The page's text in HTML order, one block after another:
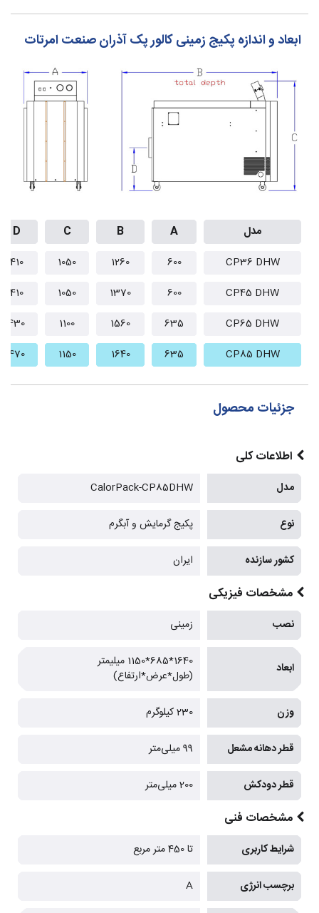
ابعاد و اندازه پکیج زمینی کالور پک آذران صنعت امرتات
مدل A
B
C
D
CP36 DHW
600
1260
1050
410
CP45 DHW
600
1370
1050
410
CP65 DHW
635
1560
1100
430
CP85 DHW
635
1640
1150
470
جزئیات محصول
اطلاعات کلی
مدل CalorPack-CP85DHW
نوع پکیج گرمایش و آبگرم
کشور سازنده ایران
مشخصات فیزیکی
نصب زمینی
ابعاد
1640*685*1150 میلیمتر
(طول*عرض*ارتفاع)
وزن 230 کیلوگرم
قطر دهانه مشعل 99 میلی‌متر
قطر دودکش 200 میلی‌متر
مشخصات فنی
شرایط کاربری تا 450 متر مربع
برچسب انرژی A